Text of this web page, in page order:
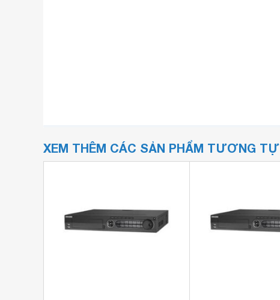
XEM THÊM CÁC SẢN PHẨM TƯƠNG TỰ